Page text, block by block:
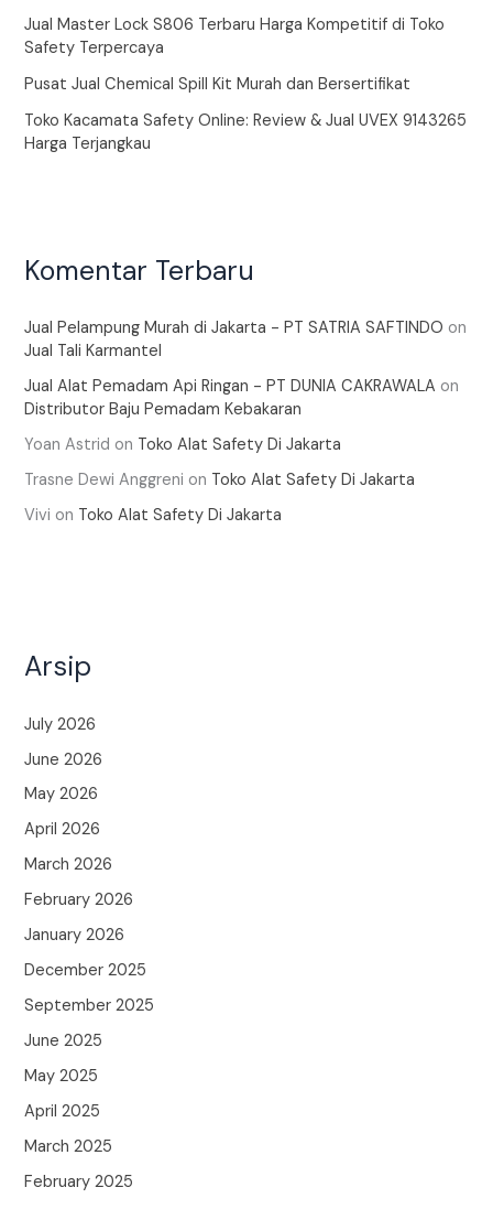
Jual Master Lock S806 Terbaru Harga Kompetitif di Toko
Safety Terpercaya
Pusat Jual Chemical Spill Kit Murah dan Bersertifikat
Toko Kacamata Safety Online: Review & Jual UVEX 9143265
Harga Terjangkau
Komentar Terbaru
Jual Pelampung Murah di Jakarta - PT SATRIA SAFTINDO on
Jual Tali Karmantel
Jual Alat Pemadam Api Ringan - PT DUNIA CAKRAWALA on
Distributor Baju Pemadam Kebakaran
Yoan Astrid on Toko Alat Safety Di Jakarta
Trasne Dewi Anggreni on Toko Alat Safety Di Jakarta
Vivi on Toko Alat Safety Di Jakarta
Arsip
July 2026
June 2026
May 2026
April 2026
March 2026
February 2026
January 2026
December 2025
September 2025
June 2025
May 2025
April 2025
March 2025
February 2025